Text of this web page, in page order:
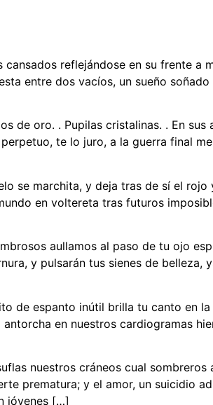
reflejándose en su frente a
entre dos vacíos, un sueño
de oro. . Pupilas cristalinas. . En sus
te lo juro, a la guerra final
se marchita, y deja tras de sí el
en voltereta tras futuros
aullamos al paso de tu ojo
y pulsarán tus sienes de belleza,
de espanto inútil brilla tu canto en la
en nuestros cardiogramas
nuestros cráneos cual sombreros
prematura; y el amor, un suicidio
jóvenes […]